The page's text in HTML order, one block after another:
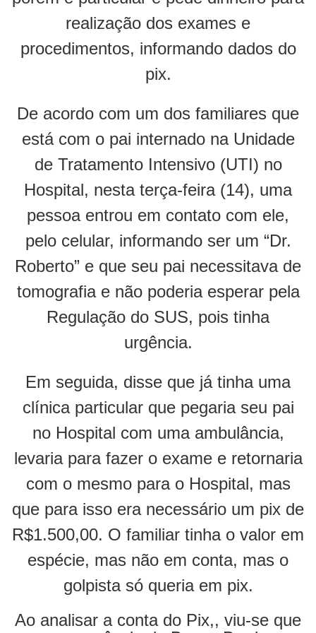
realização dos exames e
procedimentos, informando dados do
pix.
De acordo com um dos familiares que
está com o pai internado na Unidade
de Tratamento Intensivo (UTI) no
Hospital, nesta terça-feira (14), uma
pessoa entrou em contato com ele,
pelo celular, informando ser um “Dr.
Roberto” e que seu pai necessitava de
tomografia e não poderia esperar pela
Regulação do SUS, pois tinha
urgência.
Em seguida, disse que já tinha uma
clínica particular que pegaria seu pai
no Hospital com uma ambulância,
levaria para fazer o exame e retornaria
com o mesmo para o Hospital, mas
que para isso era necessário um pix de
R$1.500,00. O familiar tinha o valor em
espécie, mas não em conta, mas o
golpista só queria em pix.
Ao analisar a conta do Pix,, viu-se que